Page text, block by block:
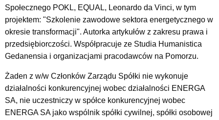
Społecznego POKL, EQUAL, Leonardo da Vinci, w tym
projektem: "Szkolenie zawodowe sektora energetycznego w
okresie transformacji". Autorka artykułów z zakresu prawa i
przedsiębiorczości. Współpracuje ze Studia Humanistica
Gedanensia i organizacjami pracodawców na Pomorzu.
Żaden z w/w Członków Zarządu Spółki nie wykonuje
działalności konkurencyjnej wobec działalności ENERGA
SA, nie uczestniczy w spółce konkurencyjnej wobec
ENERGA SA jako wspólnik spółki cywilnej, spółki osobowej